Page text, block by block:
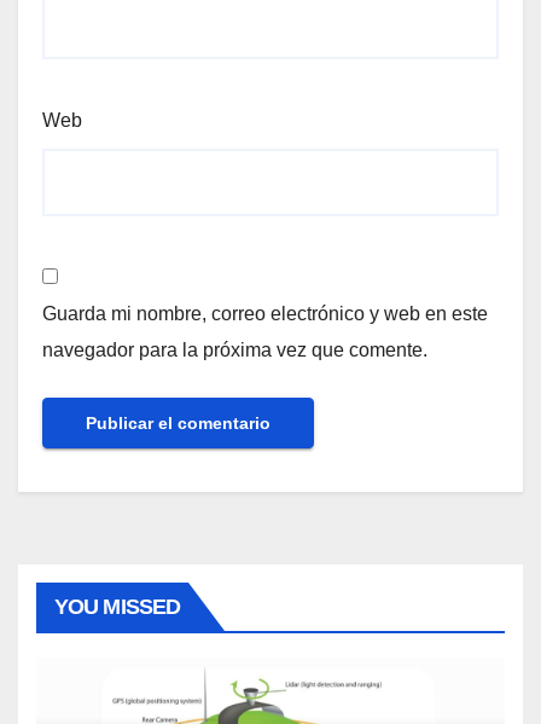
Web
Guarda mi nombre, correo electrónico y web en este
navegador para la próxima vez que comente.
YOU MISSED